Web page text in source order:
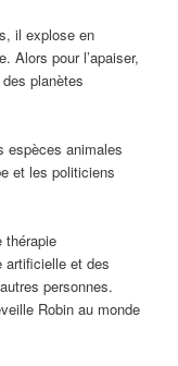
il explose en
Alors pour l’apaiser,
planètes
espèces animales
et les politiciens
thérapie
artificielle et des
personnes.
Robin au monde